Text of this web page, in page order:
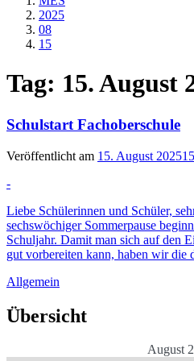
2025
08
15
Tag: 15. August
1.
Schulstart Fachoberschule
Veröffentlicht am 15. August 2025
Textauszug
-
Liebe Schülerinnen und Schüler,
sechswöchiger Sommerpause
Schuljahr. Damit man sich auf den
gut vorbereiten kann, haben wir
Ende
Textauszugs
Kategorien
Schlagworte:
Allgemein
Übersicht
August